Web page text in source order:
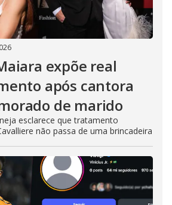
expõe real
após cantora
de marido
esclarece que tratamento
não passa de uma brincadeira